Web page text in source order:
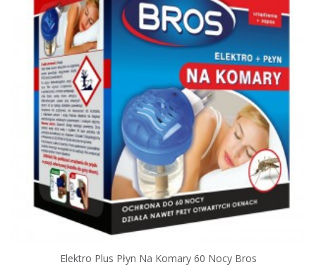
Elektro Plus Płyn Na Komary 60 Nocy Bros